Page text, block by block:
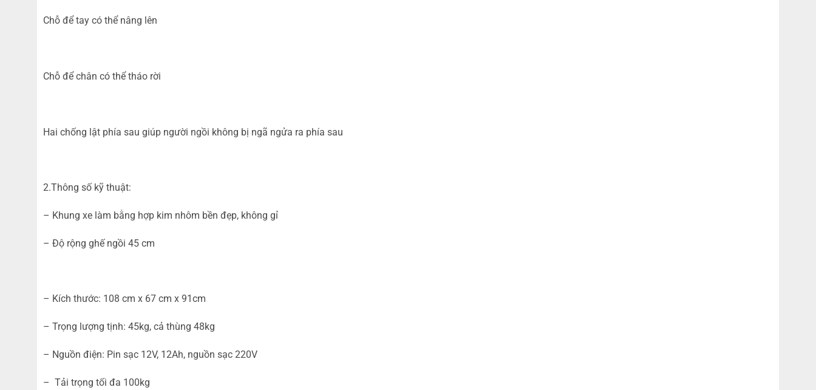
Chỗ để tay có thể nâng lên
Chỗ để chân có thể tháo rời
Hai chống lật phía sau giúp người ngồi không bị ngã ngửa ra phía sau
2.Thông số kỹ thuật:
– Khung xe làm bằng hợp kim nhôm bền đẹp, không gỉ
– Độ rộng ghế ngồi 45 cm
– Kích thước: 108 cm x 67 cm x 91cm
– Trọng lượng tịnh: 45kg, cả thùng 48kg
– Nguồn điện: Pin sạc 12V, 12Ah, nguồn sạc 220V
– Tải trọng tối đa 100kg